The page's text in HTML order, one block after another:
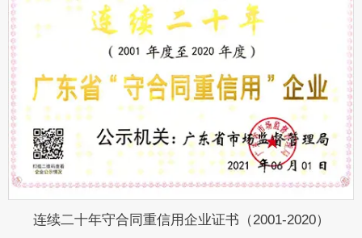
连续二十年守合同重信用企业证书（2001-2020）